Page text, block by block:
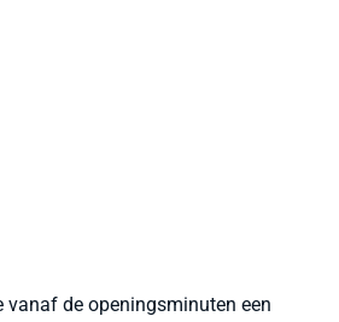
vanaf de openingsminuten een